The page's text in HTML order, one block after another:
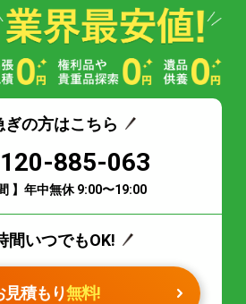
ぎの方はこちら
885-063
】年中無休 9:00〜19:00
間いつでもOK!
見積もり無料!